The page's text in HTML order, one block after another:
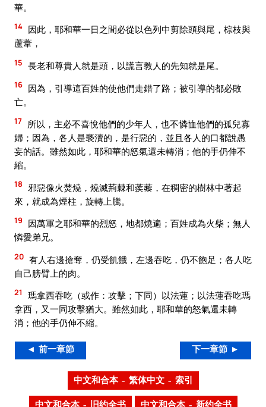
華。
14 因此，耶和華一日之間必從以色列中剪除頭與尾，棕枝與
蘆葦，
15 長老和尊貴人就是頭，以謊言教人的先知就是尾。
16 因為，引導這百姓的使他們走錯了路；被引導的都必敗
亡。
17 所以，主必不喜悅他們的少年人，也不憐恤他們的孤兒寡
婦；因為，各人是褻瀆的，是行惡的，並且各人的口都說愚
妄的話。雖然如此，耶和華的怒氣還未轉消；他的手仍伸不
縮。
18
邪惡像火焚燒，燒滅荊棘和蒺藜，在稠密的樹林中著起
來，就成為煙柱，旋轉上騰。
19
因萬軍之耶和華的烈怒，地都燒遍；百姓成為火柴；無人
憐愛弟兄。
20 有人右邊搶奪，仍受飢餓，左邊吞吃，仍不飽足；各人吃
自己膀臂上的肉。
21
瑪拿西吞吃（或作：攻擊；下同）以法蓮；以法蓮吞吃瑪
拿西，又一同攻擊猶大。雖然如此，耶和華的怒氣還未轉
消；他的手仍伸不縮。
◄ 前一章節 下一章節 ►
中文和合本 – 繁体中文 – 索引